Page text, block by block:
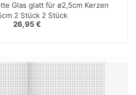
Glas glatt für ø2,5cm Kerzen
2 Stück 2 Stück
26,95€